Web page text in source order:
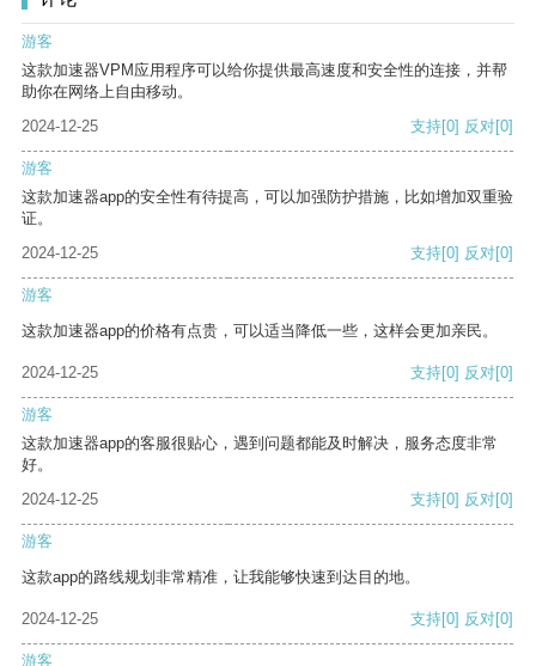
游客
这款加速器VPM应用程序可以给你提供最高速度和安全性的连接，并帮
助你在网络上自由移动。
2024-12-25
支持[0] 反对[0]
游客
这款加速器app的安全性有待提高，可以加强防护措施，比如增加双重验
证。
2024-12-25
支持[0] 反对[0]
游客
这款加速器app的价格有点贵，可以适当降低一些，这样会更加亲民。
2024-12-25 支持[0] 反对[0]
游客
这款加速器app的客服很贴心，遇到问题都能及时解决，服务态度非常
好。
2024-12-25
支持[0] 反对[0]
游客
这款app的路线规划非常精准，让我能够快速到达目的地。
2024-12-25 支持[0] 反对[0]
游客